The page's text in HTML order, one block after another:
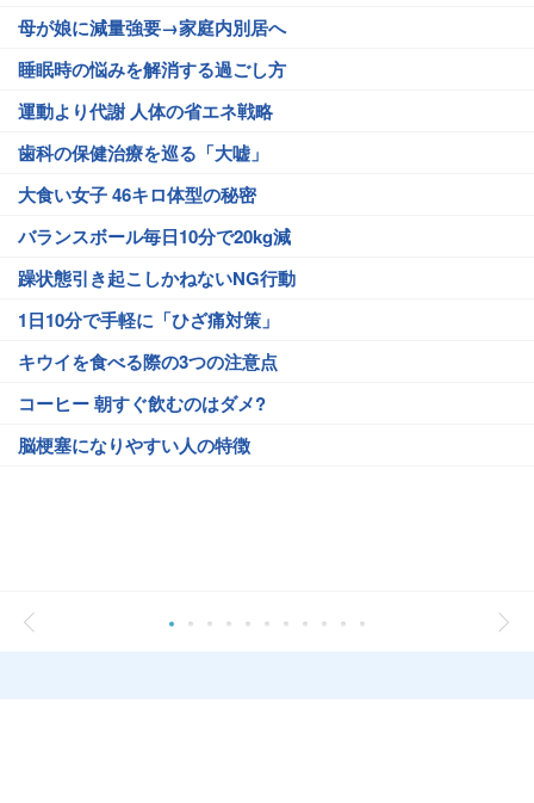
母が娘に減量強要→家庭内別居へ
睡眠時の悩みを解消する過ごし方
運動より代謝 人体の省エネ戦略
歯科の保健治療を巡る「大嘘」
大食い女子 46キロ体型の秘密
バランスボール毎日10分で20kg減
躁状態引き起こしかねないNG行動
1日10分で手軽に「ひざ痛対策」
キウイを食べる際の3つの注意点
コーヒー 朝すぐ飲むのはダメ?
脳梗塞になりやすい人の特徴